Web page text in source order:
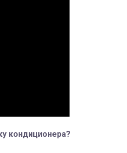
кондиционера?